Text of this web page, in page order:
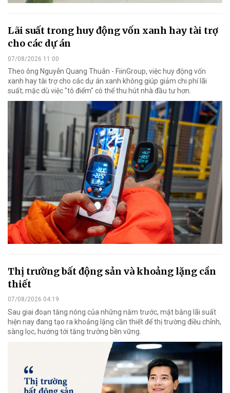
Lãi suất trong huy động vốn xanh hay tài trợ
cho các dự án
07/08/2026 11:00
Theo ông Nguyễn Quang Thuân - FiinGroup, việc huy động vốn
xanh hay tài trợ cho các dự án xanh không giúp giảm chi phí lãi
suất; mặc dù việc "tô điểm" có thể thu hút nhà đầu tư hơn.
Thị trường bất động sản và khoảng lặng cần
thiết
07/08/2026 04:19
Sau giai đoạn tăng nóng của những năm trước, mặt bằng lãi suất
hiện nay đang tạo ra khoảng lặng cần thiết để thị trường điều chỉnh,
sàng lọc, hướng tới tăng trưởng bền vững.